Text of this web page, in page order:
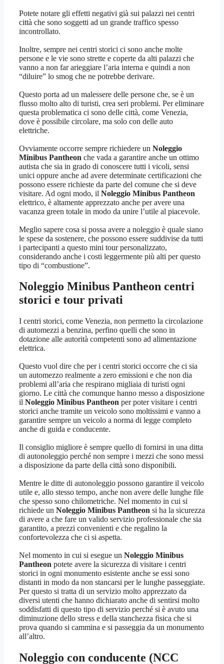
Potete notare gli effetti negativi già sui palazzi nei centri
città che sono soggetti ad un grande traffico spesso
incontrollato.
Inoltre, sempre nei centri storici ci sono anche molte
persone e le vie sono strette e coperte da alti palazzi che
vanno a non far arieggiare l’aria interna e quindi a non
“diluire” lo smog che ne potrebbe derivare.
Questo porta ad un malessere delle persone che, se è un
flusso molto alto di turisti, crea seri problemi. Per eliminare
questa problematica ci sono delle città, come Venezia,
dove è possibile circolare, ma solo con delle auto
elettriche.
Ovviamente occorre sempre richiedere un Noleggio
Minibus Pantheon che vada a garantire anche un ottimo
autista che sia in grado di conoscere tutti i vicoli, sensi
unici oppure anche ad avere determinate certificazioni che
possono essere richieste da parte del comune che si deve
visitare. Ad ogni modo, il Noleggio Minibus Pantheon
elettrico, è altamente apprezzato anche per avere una
vacanza green totale in modo da unire l’utile al piacevole.
Meglio sapere cosa si possa avere a noleggio è quale siano
le spese da sostenere, che possono essere suddivise da tutti
i partecipanti a questo mini tour personalizzato,
considerando anche i costi leggermente più alti per questo
tipo di “combustione”.
Noleggio Minibus Pantheon centri
storici e tour privati
I centri storici, come Venezia, non permetto la circolazione
di automezzi a benzina, perfino quelli che sono in
dotazione alle autorità competenti sono ad alimentazione
elettrica.
Questo vuol dire che per i centri storici occorre che ci sia
un automezzo realmente a zero emissioni e che non dia
problemi all’aria che respirano migliaia di turisti ogni
giorno. Le città che comunque hanno messo a disposizione
il Noleggio Minibus Pantheon per poter visitare i centri
storici anche tramite un veicolo sono moltissimi e vanno a
garantire sempre un veicolo a norma di legge completo
anche di guida e conducente.
Il consiglio migliore è sempre quello di fornirsi in una ditta
di autonoleggio perché non sempre i mezzi che sono messi
a disposizione da parte della città sono disponibili.
Mentre le ditte di autonoleggio possono garantire il veicolo
utile e, allo stesso tempo, anche non avere delle lunghe file
che spesso sono chilometriche. Nel momento in cui si
richiede un Noleggio Minibus Pantheon si ha la sicurezza
di avere a che fare un valido servizio professionale che sia
garantito, a prezzi convenienti e che regalino la
confortevolezza che ci si aspetta.
Nel momento in cui si esegue un Noleggio Minibus
Pantheon potete avere la sicurezza di visitare i centri
storici in ogni monumento esistente anche se essi sono
distanti in modo da non stancarsi per le lunghe passeggiate.
Per questo si tratta di un servizio molto apprezzato da
diversi utenti che hanno dichiarato anche di sentirsi molto
soddisfatti di questo tipo di servizio perché si è avuto una
diminuzione dello stress e della stanchezza fisica che si
prova quando si cammina e si passeggia da un monumento
all’altro.
Noleggio con conducente (NCC